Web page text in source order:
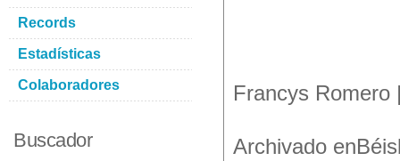
Francys Romero
Archivado
Records
Estadísticas
Colaboradores
Buscador